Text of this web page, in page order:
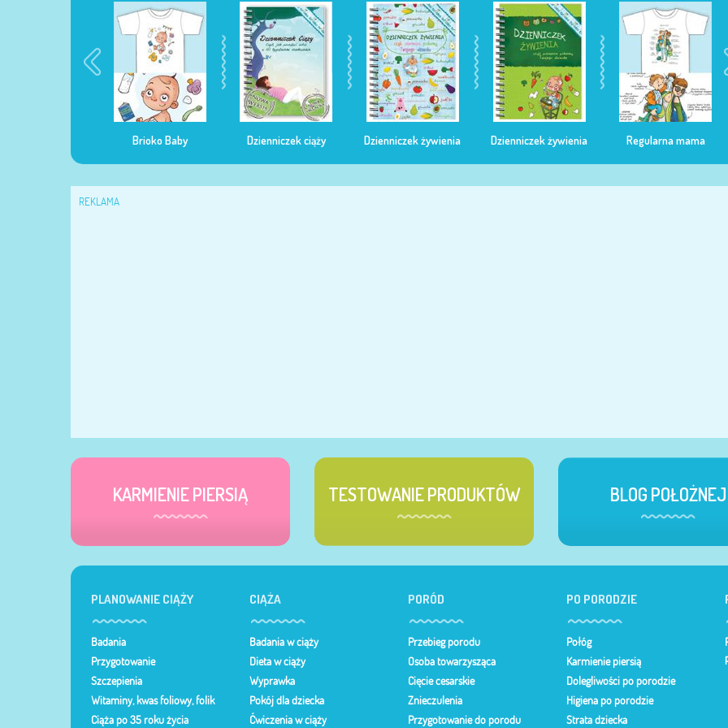
Brioko Baby Dzienniczek ciąży Dzienniczek żywienia Dzienniczek żywienia Regularna mama
REKLAMA
KARMIENIE PIERSIĄ TESTOWANIE PRODUKTÓW BLOG POŁOŻNEJ
PLANOWANIE CIĄŻY
Badania
Przygotowanie
Szczepienia
Witaminy, kwas foliowy, folik
Ciąża po 35 roku życia
CIĄŻA
Badania w ciąży
Dieta w ciąży
Wyprawka
Pokój dla dziecka
Ćwiczenia w ciąży
PORÓD
Przebieg porodu
Osoba towarzysząca
Cięcie cesarskie
Znieczulenia
Przygotowanie do porodu
PO PORODZIE
Połóg
Karmienie piersią
Dolegliwości po porodzie
Higiena po porodzie
Strata dziecka